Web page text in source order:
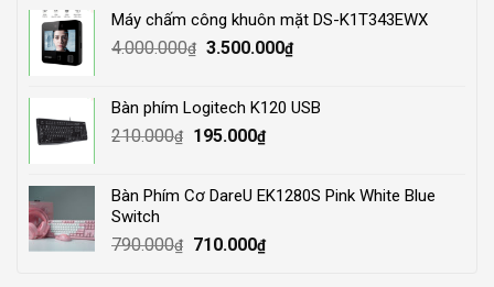
3.500.000₫.2.800.000₫.
Máy chấm công khuôn mặt DS-K1T343EWX
4.000.000₫ Original
4.000.000₫.
3.500.000₫Current
3.500.000₫.
Bàn phím Logitech K120 USB
210.000₫
Original
210.000₫.
195.000₫Current
195.000₫.
Bàn Phím Cơ DareU EK1280S Pink White Blue
Switch
790.000₫
Original
710.000₫Current